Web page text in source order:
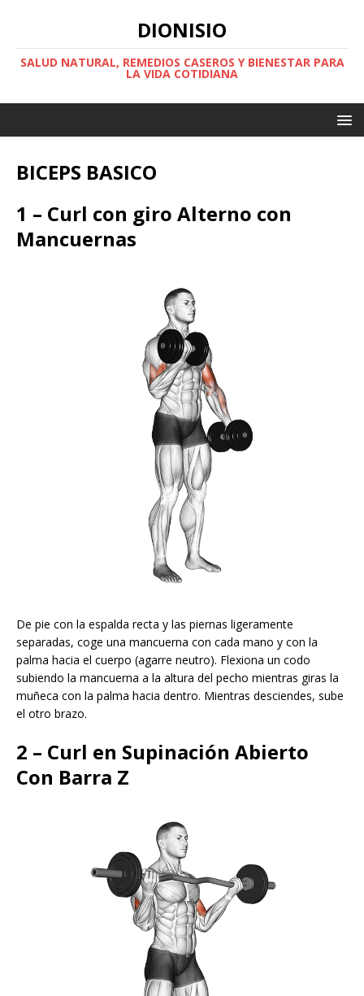
DIONISIO
SALUD NATURAL, REMEDIOS CASEROS Y BIENESTAR PARA
LA VIDA COTIDIANA
BICEPS BASICO
1 – Curl con giro Alterno con
Mancuernas
De pie con la espalda recta y las piernas ligeramente
separadas, coge una mancuerna con cada mano y con la
palma hacia el cuerpo (agarre neutro). Flexiona un codo
subiendo la mancuerna a la altura del pecho mientras giras la
muñeca con la palma hacia dentro. Mientras desciendes, sube
el otro brazo.
2 – Curl en Supinación Abierto
Con Barra Z